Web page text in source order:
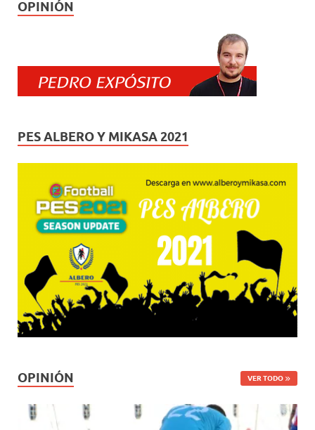
OPINIÓN
PES ALBERO Y MIKASA 2021
OPINIÓN VER TODO